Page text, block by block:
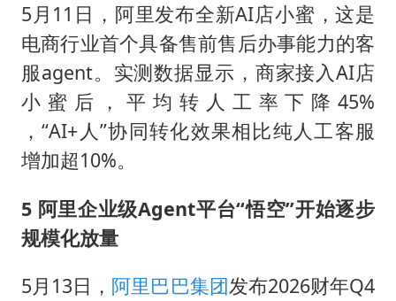
5月11日，阿里发布全新AI店小蜜，这是
电商行业首个具备售前售后办事能力的客
服agent。实测数据显示，商家接入AI店
小蜜后，平均转人工率下降45%
，“AI+人”协同转化效果相比纯人工客服
增加超10%。
5 阿里企业级Agent平台“悟空”开始逐步
规模化放量
5月13日， 阿里巴巴集团发布2026财年Q4